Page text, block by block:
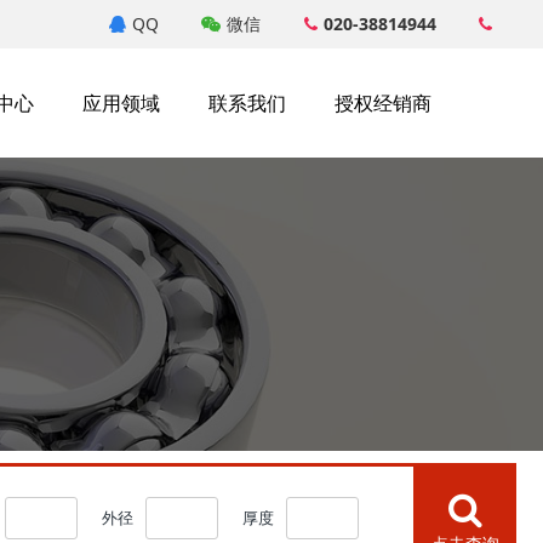
QQ 微信 020-38814944
心 应用领域 联系我们 授权经销商
外径 厚度